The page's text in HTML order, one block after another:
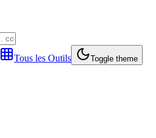
Tous les Outils Toggle theme